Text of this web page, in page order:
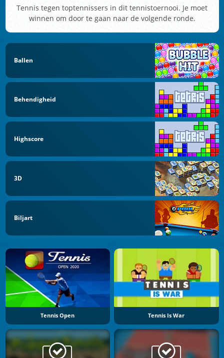
Tennis tegen toptennissers in dit tennistoernooi. Je moet
winnen om door te gaan naar de volgende ronde.
Ballen
Behendigheid
Highscore
3D
Biljart
Tennis Open Tennis Is War